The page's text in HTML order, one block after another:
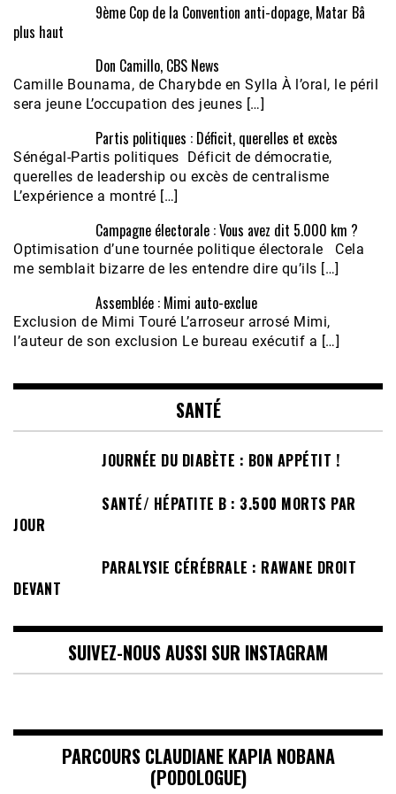
9ème Cop de la Convention anti-dopage, Matar Bâ
plus haut
Don Camillo, CBS News
Camille Bounama, de Charybde en Sylla À l’oral, le péril
sera jeune L’occupation des jeunes […]
Partis politiques : Déficit, querelles et excès
Sénégal-Partis politiques Déficit de démocratie,
querelles de leadership ou excès de centralisme
L’expérience a montré […]
Campagne électorale : Vous avez dit 5.000 km ?
Optimisation d’une tournée politique électorale Cela
me semblait bizarre de les entendre dire qu’ils […]
Assemblée : Mimi auto-exclue
Exclusion de Mimi Touré L’arroseur arrosé Mimi,
l’auteur de son exclusion Le bureau exécutif a […]
SANTÉ
JOURNÉE DU DIABÈTE : BON APPÉTIT !
SANTÉ/ HÉPATITE B : 3.500 MORTS PAR
JOUR
PARALYSIE CÉRÉBRALE : RAWANE DROIT
DEVANT
SUIVEZ-NOUS AUSSI SUR INSTAGRAM
PARCOURS CLAUDIANE KAPIA NOBANA
(PODOLOGUE)